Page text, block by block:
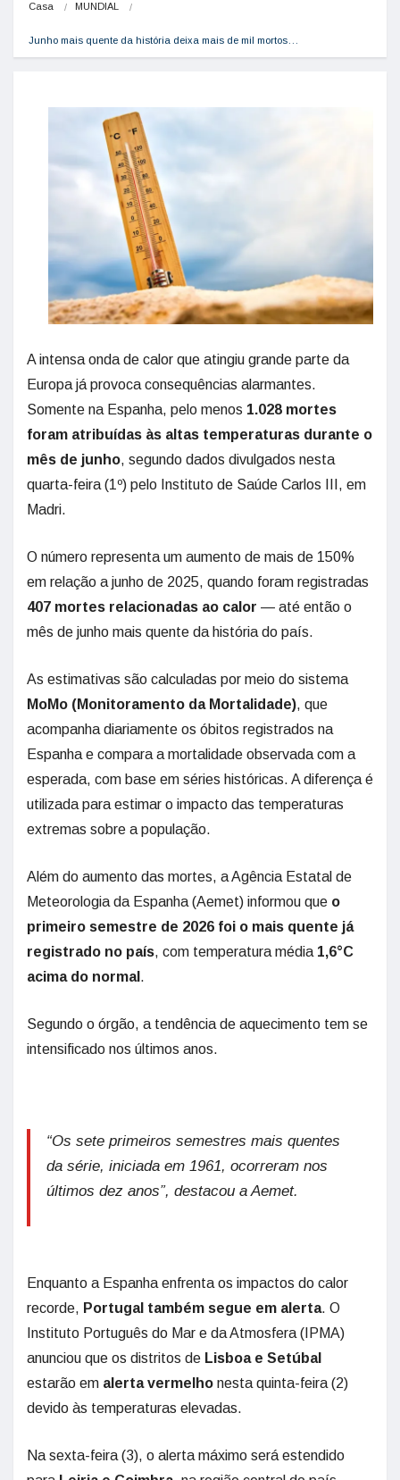
Casa MUNDIAL
Junho mais quente da história deixa mais de mil mortos…
A intensa onda de calor que atingiu grande parte da
Europa já provoca consequências alarmantes.
Somente na Espanha, pelo menos 1.028 mortes
foram atribuídas às altas temperaturas durante o
mês de junho, segundo dados divulgados nesta
quarta-feira (1º) pelo Instituto de Saúde Carlos III, em
Madri.
O número representa um aumento de mais de 150%
em relação a junho de 2025, quando foram registradas
407 mortes relacionadas ao calor — até então o
mês de junho mais quente da história do país.
As estimativas são calculadas por meio do sistema
MoMo (Monitoramento da Mortalidade), que
acompanha diariamente os óbitos registrados na
Espanha e compara a mortalidade observada com a
esperada, com base em séries históricas. A diferença é
utilizada para estimar o impacto das temperaturas
extremas sobre a população.
Além do aumento das mortes, a Agência Estatal de
Meteorologia da Espanha (Aemet) informou que o
primeiro semestre de 2026 foi o mais quente já
registrado no país, com temperatura média 1,6°C
acima do normal .
Segundo o órgão, a tendência de aquecimento tem se
intensificado nos últimos anos.
“Os sete primeiros semestres mais quentes
da série, iniciada em 1961, ocorreram nos
últimos dez anos”, destacou a Aemet.
Enquanto a Espanha enfrenta os impactos do calor
recorde, Portugal também segue em alerta. O
Instituto Português do Mar e da Atmosfera (IPMA)
anunciou que os distritos de Lisboa e Setúbal
estarão em alerta vermelho nesta quinta-feira (2)
devido às temperaturas elevadas.
Na sexta-feira (3), o alerta máximo será estendido